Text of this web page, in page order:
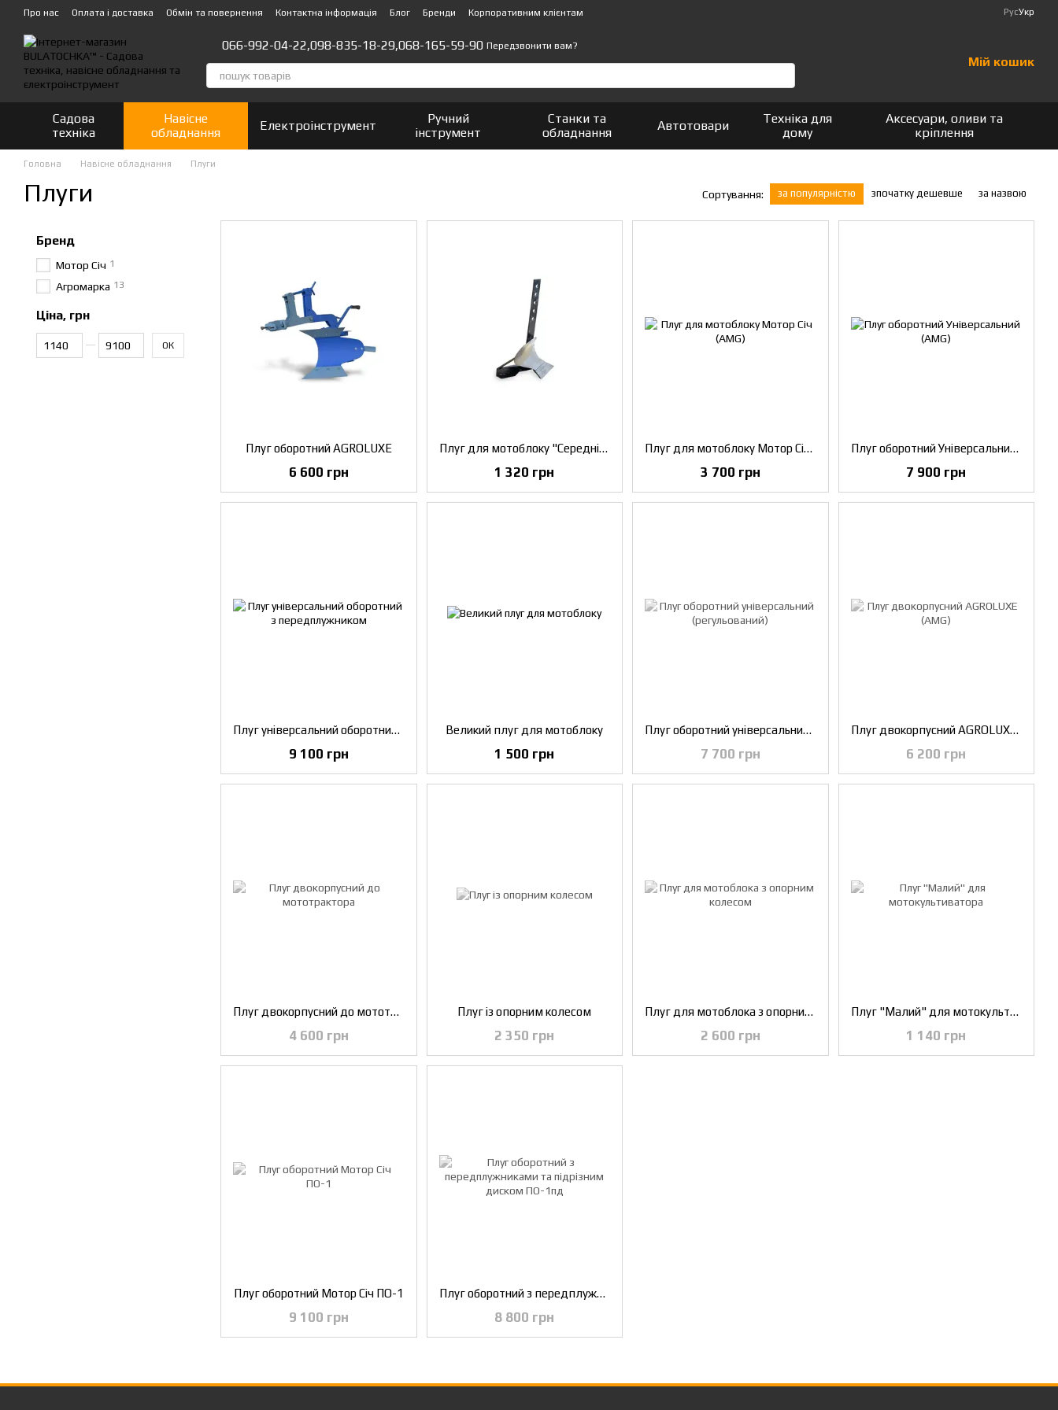
Перейти до основного контенту
Про нас Оплата і доставка Обмін та повернення Контактна інформація Блог Бренди Корпоративним клієнтам РусУкр
066-992-04-22,098-835-18-29,068-165-59-90 Передзвонити вам?
Мій кошик
Садова
техніка
Навісне
обладнання
Електроінструмент
Ручний
інструмент
Станки та
обладнання
Автотовари
Техніка для
дому
Аксесуари, оливи та
кріплення
Головна Навісне обладнання Плуги
Плуги Сортування: за популярністю зпочатку дешевше за назвою
Плуг оборотний AGROLUXE
6 600 грн
Плуг для мотоблоку "Середній"
1 320 грн
Плуг для мотоблоку Мотор Січ (AMG)
3 700 грн
Плуг оборотний Універсальний (AMG)
7 900 грн
Плуг універсальний оборотний з передплужником
9 100 грн
Великий плуг для мотоблоку
1 500 грн
Плуг оборотний універсальний (регульований)
7 700 грн
Плуг двокорпусний AGROLUXE (AMG)
6 200 грн
Плуг двокорпусний до мототрактора
4 600 грн
Плуг із опорним колесом
2 350 грн
Плуг для мотоблока з опорним колесом
2 600 грн
Плуг "Малий" для мотокультиватора
1 140 грн
Плуг оборотний Мотор Січ ПО-1
9 100 грн
Плуг оборотний з передплужниками та підрізним диском ПО-1пд
8 800 грн
Бренд
Мотор Січ 1
Агромарка 13
Ціна, грн
ОК